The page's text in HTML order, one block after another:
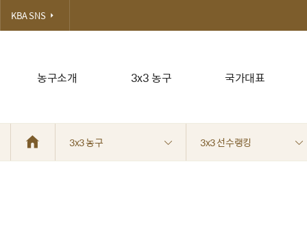
농구소개 3x3 농구 국가대표
KBA SNS
3x3 농구 3x3 선수랭킹